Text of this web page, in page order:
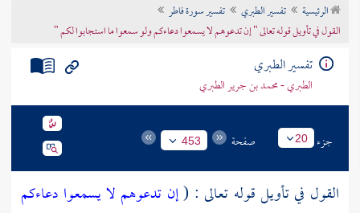
تراجم الأعلام
الرئيسية تفسير الطبري
تفسير سورة فاطر
القول في تأويل قوله تعالى " إن تدعوهم لا يسمعوا دعاءكم ولو سمعوا ما استجابوا لكم "
تفسير الطبري
الطبري - محمد بن جرير الطبري
جزء 20 صفحة 453
القول في تأويل قوله تعالى : (إن تدعوهم لا يسمعوا دعاءكم